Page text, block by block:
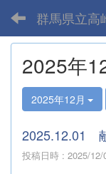
群馬県立高
2025年
2025年12月
2025.12.01
投稿日時 : 2025/12/